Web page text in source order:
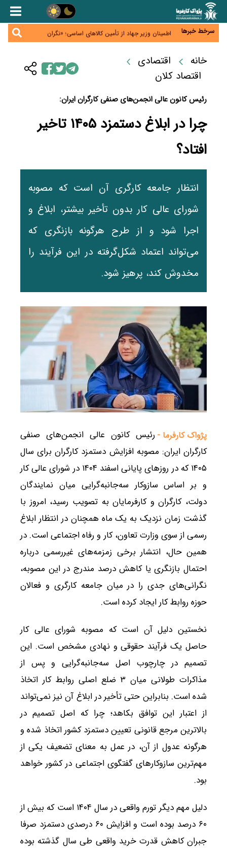
سرخط خبرها
کنترل ترازنامه بانک‌ها؛ شمشیر دولبه مهار تورم و تأمین
عینک گران‌تر شد؛ ارز و عوارض گمرکی قدرت خرید مردم
را نشانه رفت
اطمینان وزیر جهاد از تأمین کالاهای اساسی؛ «نگران
نباشید»
یک شرکت هوش مصنوعی در راه است
هشدار درباره کاهش عرضه مسکن اجاره‌ای؛ دولت
واحدهای خود را وارد بازار کند
خانه
اقتصادی
اقتصاد کلان
رئیس کانون عالی انجمن‌های صنفی کارگران ایران:
چرا در ابلاغ دستمزد ۱۴۰۵ تاخیر
افتاد؟
انتظار جامعه کارگری آن است که مصوبه
شورای عالی کار بدون تأخیر بیشتر، ابلاغ و
اجرا شود و از طرح هرگونه بازنگری که
می‌تواند اعتماد شکل‌گرفته در این فرآیند را
مخدوش کند، پرهیز شود.
پژواک کارفرما - رئیس کانون عالی انجمن‌های صنفی
کارگران ایران: مصوبه افزایش دستمزد کارگران برای سال
۱۴۰۵ که در روزهای پایانی اسفند ۱۴۰۴ در شورای عالی کار
و بر اساس سازوکار سه‌جانبه‌گرایی میان نمایندگان
دولت، کارگران و کارفرمایان به تصویب رسید، امروز با
گذشت زمان نزدیک به یک ماه همچنان در انتظار ابلاغ
رسمی از سوی وزارت تعاون، کار و رفاه اجتماعی است. در
همین حال، انتشار برخی زمزمه‌های غیررسمی درباره
احتمال بازنگری یا کاهش درصد مندرج در این مصوبه،
نگرانی‌های جدی را در میان جامعه کارگری و فعالان
حوزه روابط کار ایجاد کرده است.
نخستین دلیل آن است که مصوبه شورای عالی کار
حاصل یک فرآیند حقوقی و نهادی مشخص است. این
تصمیم در چارچوب اصل سه‌جانبه‌گرایی و پس از
مذاکرات طولانی میان ۳ ضلع اصلی روابط کار اتخاذ
شده است. بنابراین حتی تأخیر در ابلاغ آن نیز نمی‌تواند
از اعتبار این توافق بکاهد؛ چرا که اصل تصمیم در
بالاترین مرجع قانونی تعیین دستمزد کشور اتخاذ شده و
هرگونه عدول از آن، در عمل به معنای تضعیف یکی از
مهم‌ترین سازوکارهای گفتگوی اجتماعی در کشور خواهد
بود.
دلیل مهم دیگر تورم واقعی در سال ۱۴۰۴ است که بیش از
۶۰ درصد بوده است و افزایش ۶۰ درصدی دستمزد صرفا
جبران کاهش قدرت خرید واقعی طی سال گذشته بوده